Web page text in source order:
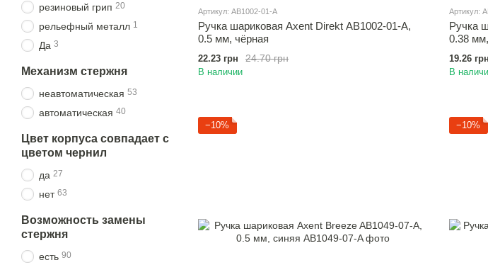
Артикул: AB1002-01-A
Ручка шариковая Axent Direkt AB1002-01-A,
0.5 мм, чёрная
24.70 грн
22.23 грн
В наличии
Артикул:
Ручка
0.38
19.26 грн
В
−10% −10%
резиновый грип 20
рельефный металл 1
Да 3
Механизм стержня
неавтоматическая 53
автоматическая 40
Цвет корпуса совпадает с
цветом чернил
да 27
нет 63
Возможность замены
стержня
есть 90